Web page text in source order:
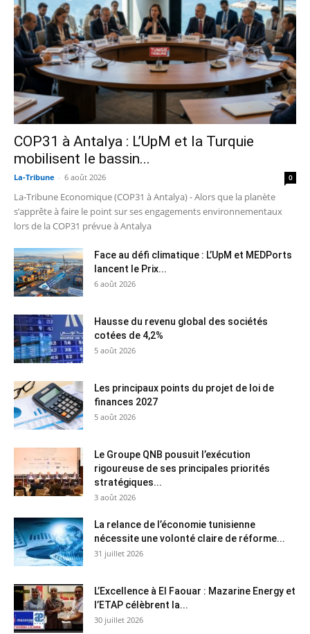
COP31 à Antalya : L’UpM et la Turquie
mobilisent le bassin...
La-Tribune - 6 août 2026 0
La-Tribune Economique (COP31 à Antalya) - Alors que la planète
s’apprête à faire le point sur ses engagements environnementaux
lors de la COP31 prévue à Antalya
Face au défi climatique : L’UpM et MEDPorts
lancent le Prix...
6 août 2026
Hausse du revenu global des sociétés
cotées de 4,2%
5 août 2026
Les principaux points du projet de loi de
finances 2027
5 août 2026
Le Groupe QNB pousuit l’exécution
rigoureuse de ses principales priorités
stratégiques...
3 août 2026
La relance de l’économie tunisienne
nécessite une volonté claire de réforme...
31 juillet 2026
L’Excellence à El Faouar : Mazarine Energy et
l’ETAP célèbrent la...
30 juillet 2026